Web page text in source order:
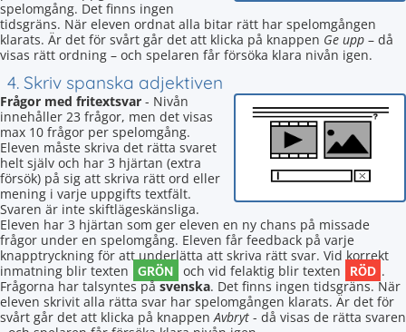
spelomgång. Det finns ingen
tidsgräns. När eleven ordnat alla bitar rätt har spelomgången
klarats. Är det för svårt går det att klicka på knappen Ge upp – då
visas rätt ordning – och spelaren får försöka klara nivån igen.
4. Skriv spanska adjektiven
Frågor med fritextsvar - Nivån
innehåller 23 frågor, men det visas
max 10 frågor per spelomgång.
Eleven måste skriva det rätta svaret
helt själv och har 3 hjärtan (extra
försök) på sig att skriva rätt ord eller
mening i varje uppgifts textfält.
Svaren är inte skiftlägeskänsliga.
Eleven har 3 hjärtan som ger eleven en ny chans på missade
frågor under en spelomgång. Eleven får feedback på varje
knapptryckning för att underlätta att skriva rätt svar. Vid korrekt
inmatning blir texten GRÖN och vid felaktig blir texten RÖD .
Frågorna har talsyntes påsvenska. Det finns ingen tidsgräns. När
eleven skrivit alla rätta svar har spelomgången klarats. Är det för
svårt går det att klicka på knappenAvbryt - då visas de rätta svaren